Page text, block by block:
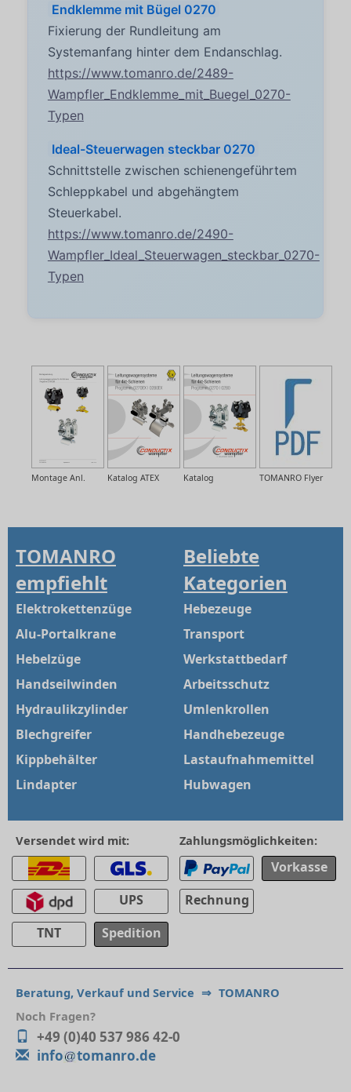
Endklemme mit Bügel 0270
Fixierung der Rundleitung am
Systemanfang hinter dem Endanschlag.
https://www.tomanro.de/2489-
Wampfler_Endklemme_mit_Buegel_0270-
Typen
Ideal-Steuerwagen steckbar 0270
Schnittstelle zwischen schienengeführtem
Schleppkabel und abgehängtem
Steuerkabel.
https://www.tomanro.de/2490-
Wampfler_Ideal_Steuerwagen_steckbar_0270-
Typen
TOMANRO Flyer
Katalog
Katalog ATEX
Montage Anl.
TOMANRO
empfiehlt
Elektrokettenzüge
Alu-Portalkrane
Hebelzüge
Handseilwinden
Hydraulikzylinder
Blechgreifer
Kippbehälter
Lindapter
Beliebte
Kategorien
Hebezeuge
Transport
Werkstattbedarf
Arbeitsschutz
Umlenkrollen
Handhebezeuge
Lastaufnahmemittel
Hubwagen
Versendet wird mit:
UPS
TNT
Spedition
Zahlungsmöglichkeiten:
Vorkasse
Rechnung
Beratung, Verkauf und Service ⇒ TOMANRO
Noch Fragen?
+49 (0)40 537 986 42-0
info
tomanro.de